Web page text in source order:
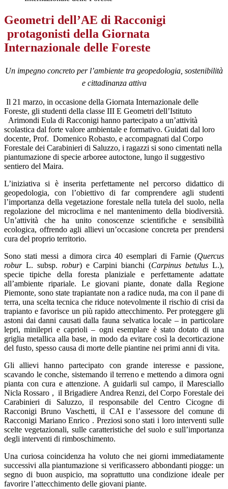
Geometri dell’AE di Racconigi
protagonisti della Giornata
Internazionale delle Foreste
Un impegno concreto per l’ambiente tra geopedologia, sostenibilità
e cittadinanza attiva
Il 21 marzo, in occasione della Giornata Internazionale delle
Foreste, gli studenti della classe III E Geometri dell’Istituto
Arimondi Eula di Racconigi hanno partecipato a un’attività
scolastica dal forte valore ambientale e formativo. Guidati dal loro
docente, Prof. Domenico Robasto, e accompagnati dal Corpo
Forestale dei Carabinieri di Saluzzo, i ragazzi si sono cimentati nella
piantumazione di specie arboree autoctone, lungo il suggestivo
sentiero del Maira.
L’iniziativa si è inserita perfettamente nel percorso didattico di
geopedologia, con l’obiettivo di far comprendere agli studenti
l’importanza della vegetazione forestale nella tutela del suolo, nella
regolazione del microclima e nel mantenimento della biodiversità.
Un’attività che ha unito conoscenze scientifiche e sensibilità
ecologica, offrendo agli allievi un’occasione concreta per prendersi
cura del proprio territorio.
Sono stati messi a dimora circa 40 esemplari di Farnie (Quercus
roburL. subsp. robur) e Carpini bianchi (Carpinus betulus L.),
specie tipiche della foresta planiziale e perfettamente adattate
all’ambiente ripariale. Le giovani piante, donate dalla Regione
Piemonte, sono state trapiantate non a radice nuda, ma con il pane di
terra, una scelta tecnica che riduce notevolmente il rischio di crisi da
trapianto e favorisce un più rapido attecchimento. Per proteggere gli
astoni dai danni causati dalla fauna selvatica locale – in particolare
lepri, minilepri e caprioli – ogni esemplare è stato dotato di una
griglia metallica alla base, in modo da evitare così la decorticazione
del fusto, spesso causa di morte delle piantine nei primi anni di vita.
Gli allievi hanno partecipato con grande interesse e passione,
scavando le conche, sistemando il terreno e mettendo a dimora ogni
pianta con cura e attenzione. A guidarli sul campo, il Maresciallo
Nicla Rossaro , il Brigadiere Andrea Renzi, del Corpo Forestale dei
Carabinieri di Saluzzo, il responsabile del Centro Cicogne di
Racconigi Bruno Vaschetti, il CAI e l’assessore del comune di
Racconigi Mariano Enrico . Preziosi sono stati i loro interventi sulle
scelte vegetazionali, sulle caratteristiche del suolo e sull’importanza
degli interventi di rimboschimento.
Una curiosa coincidenza ha voluto che nei giorni immediatamente
successivi alla piantumazione si verificassero abbondanti piogge: un
segno di buon auspicio, ma soprattutto una condizione ideale per
favorire l’attecchimento delle giovani piante.